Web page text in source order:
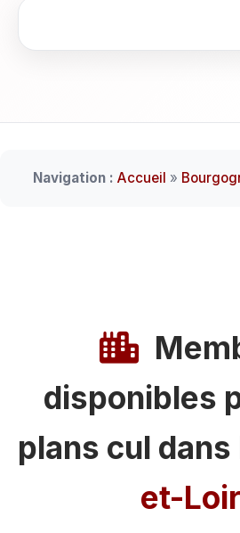
Navigation : Accueil »
disponibles
plans cul dans
et-